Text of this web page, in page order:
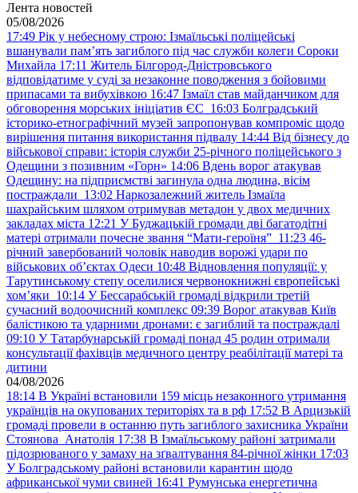
Лента новостей
05/08/2026
17:49 Рік у небесному строю: Ізмаїльські поліцейські
вшанували пам’ять загиблого під час служби колеги Сороки
Михайла 17:11 Житель Білгород-Дністровського
відповідатиме у суді за незаконне поводження з бойовими
припасами та вибухівкою 16:47 Ізмаїл став майданчиком для
обговорення морських ініціатив ЄС 16:03 Болградський
історико-етнографічний музей запропонував компроміс щодо
вирішення питання використання підвалу 14:44 Від бізнесу до
військової справи: історія служби 25-річного поліцейського з
Одещини з позивним «Горн» 14:06 Вдень ворог атакував
Одещину: на підприємстві загинула одна людина, вісім
постраждали 13:02 Наркозалежний житель Ізмаїла
шахрайським шляхом отримував метадон у двох медичних
закладах міста 12:21 У Буджацькій громади дві багатодітні
матері отримали почесне звання “Мати-героїня” 11:23 46-
річний завербований чоловік наводив ворожі удари по
військових обʼєктах Одеси 10:48 Відновлення популяції: у
Тарутинському степу оселилися червонокнижні європейські
хом’яки 10:14 У Бессарабській громаді відкрили третій
сучасний водоочисний комплекс 09:39 Ворог атакував Київ
балістикою та ударними дронами: є загиблий та постраждалі
09:10 У Татарбунарській громаді понад 45 родин отримали
консультації фахівців медичного центру реабілітації матері та
дитини
04/08/2026
18:14 В Україні встановили 159 місць незаконного утримання
українців на окупованих територіях та в рф 17:52 В Арцизькій
громаді провели в останню путь загиблого захисника України
Стоянова Анатолія 17:38 В Ізмаїльському районі затримали
підозрюваного у замаху на зґвалтування 84-річної жінки 17:03
У Болградському районі встановили карантин щодо
африканської чуми свиней 16:41 Румунська енергетична